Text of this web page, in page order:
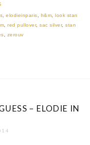
elodieinparis h&m
look stan
red pullover, sac silver, stan
zerouv
– ELODIE IN